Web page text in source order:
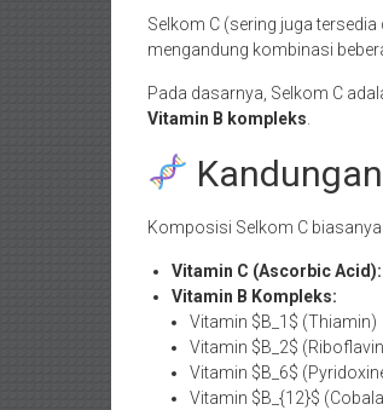
Selkom C (sering juga
mengandung kombinasi
Pada dasarnya, Selkom C
Vitamin B kompleks
Komposisi Selkom C
Vitamin C (Ascorbic Acid):
Vitamin B Kompleks:
Vitamin $B_1$ (Thiamin)
Vitamin $B_2$
Vitamin $B_6$
Vitamin $B_{12}$